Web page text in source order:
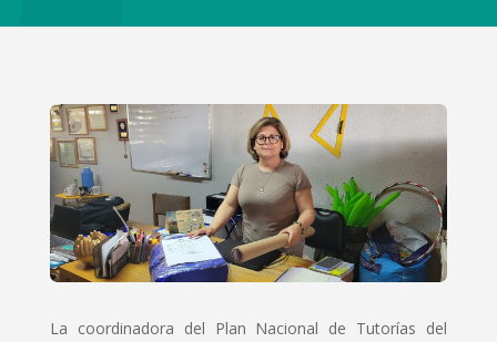
La coordinadora del Plan Nacional de Tutorías del